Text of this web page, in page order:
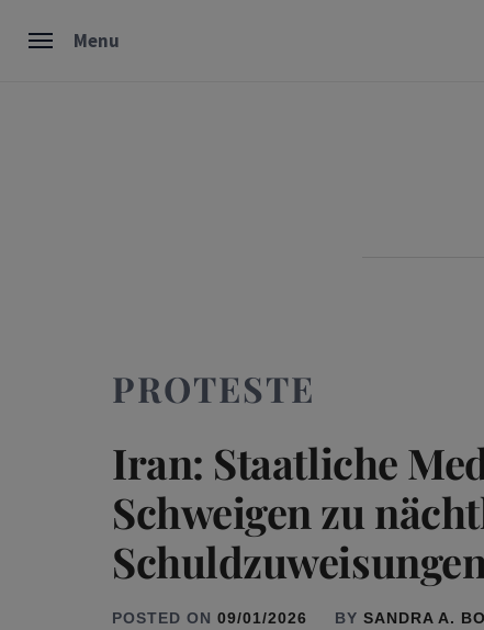
Menu
PROTESTE
Iran: Staatliche
Schweigen zu
POSTED ON 09/01/2026 BY SANDRA A.